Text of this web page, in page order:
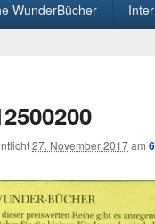
WunderBücher
27. November 2017am